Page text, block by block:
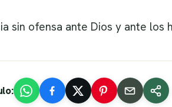
sin ofensa ante Dios y ante los